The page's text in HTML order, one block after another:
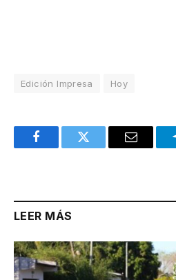
Edición Impresa Hoy
FacebookTwitter Email
LEER MÁS